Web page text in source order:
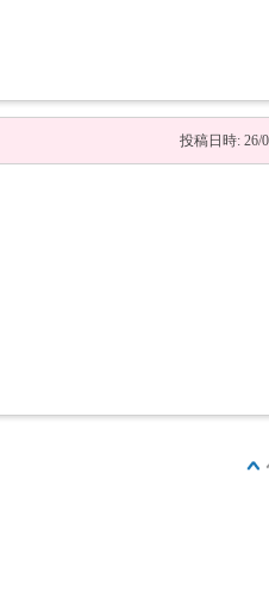
投稿日時: 26/